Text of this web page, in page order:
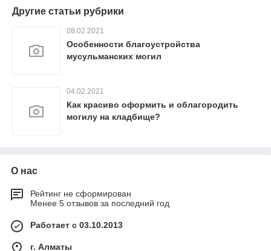
Другие статьи рубрики
08.02.2021
Особенности благоустройства
мусульманских могил
04.02.2021
Как красиво оформить и облагородить
могилу на кладбище?
О нас
Рейтинг не сформирован
Менее 5 отзывов за последний год
Работает с 03.10.2013
г. Алматы